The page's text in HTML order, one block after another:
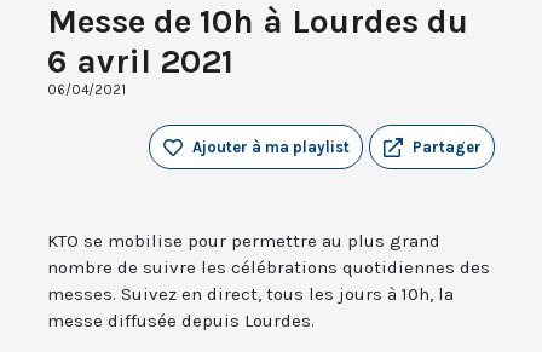
Messe de 10h à Lourdes du
6 avril 2021
06/04/2021
Partager
Ajouter à ma playlist
KTO se mobilise pour permettre au plus grand
nombre de suivre les célébrations quotidiennes des
messes. Suivez en direct, tous les jours à 10h, la
messe diffusée depuis Lourdes.